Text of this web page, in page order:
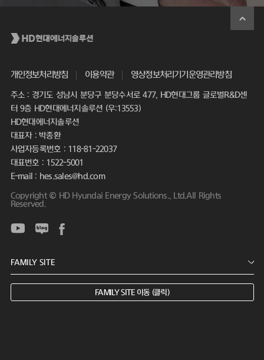
개인정보처리방침 이용약관 영상정보처리기기운영관리방침
주소 : 경기도 성남시 분당구 분당수서로 477, HD현대그룹 글로벌R&D센
터 9층 HD현대에너지솔루션 (우:13553)
HD현대에너지솔루션
대표자 : 박종환
사업자등록번호 : 118-81-22037
대표번호 : 1522-5001
E-mail : hes.sales@hd.com
Copyright © HD Hyundai Energy Solutions., Ltd.All Rights
Reserved.
FAMILY SITE 이동 (클릭)